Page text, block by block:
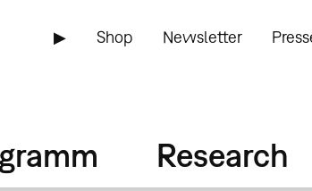
▶ Shop Newsletter
Research